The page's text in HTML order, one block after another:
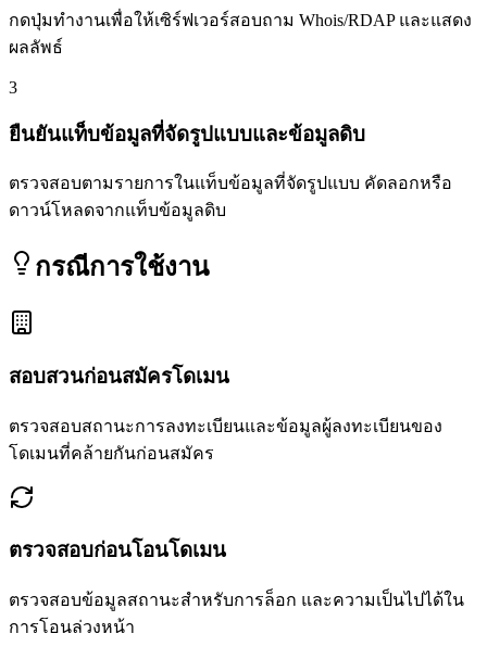
กดปุ่มทำงานเพื่อให้เซิร์ฟเวอร์สอบถาม Whois/RDAP และแสดง
ผลลัพธ์
3
ยืนยันแท็บข้อมูลที่จัดรูปแบบและข้อมูลดิบ
ตรวจสอบตามรายการในแท็บข้อมูลที่จัดรูปแบบ คัดลอกหรือ
ดาวน์โหลดจากแท็บข้อมูลดิบ
กรณีการใช้งาน
สอบสวนก่อนสมัครโดเมน
ตรวจสอบสถานะการลงทะเบียนและข้อมูลผู้ลงทะเบียนของ
โดเมนที่คล้ายกันก่อนสมัคร
ตรวจสอบก่อนโอนโดเมน
ตรวจสอบข้อมูลสถานะสำหรับการล็อก และความเป็นไปได้ใน
การโอนล่วงหน้า